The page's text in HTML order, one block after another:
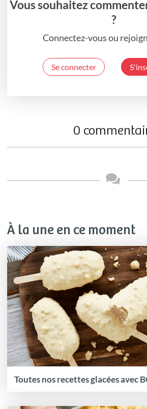
Vous souhaitez
?
Connectez-vous ou
Se connecter
0
À la une en ce moment
Toutes nos recettes glacées avec